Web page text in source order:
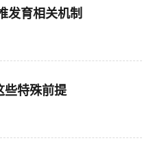
发育相关机制
些特殊前提